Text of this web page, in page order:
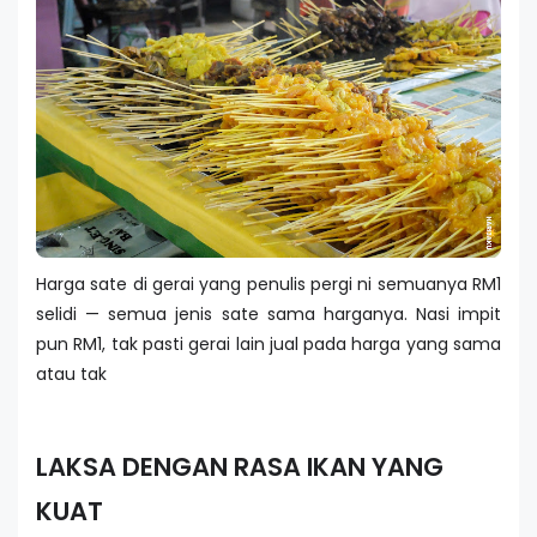
Harga sate di gerai yang penulis pergi ni semuanya RM1
selidi — semua jenis sate sama harganya. Nasi impit
pun RM1, tak pasti gerai lain jual pada harga yang sama
atau tak
LAKSA DENGAN RASA IKAN YANG
KUAT